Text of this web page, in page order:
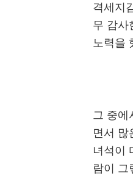
격세지
무 감사
노력을
그 중에
면서 많
녀석이
람이 그